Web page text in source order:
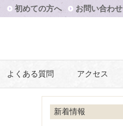
初めての方へ お問い合わせ
よくある質問 アクセス
新着情報